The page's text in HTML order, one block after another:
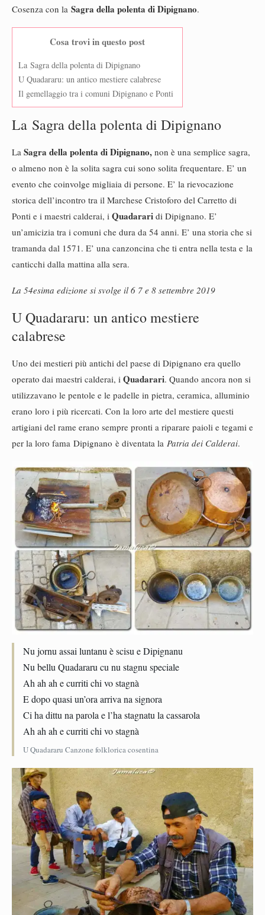
Cosenza con la Sagra della polenta di Dipignano.
Cosa trovi in questo post
La Sagra della polenta di Dipignano
U Quadararu: un antico mestiere calabrese
Il gemellaggio tra i comuni Dipignano e Ponti
La Sagra della polenta di Dipignano
La Sagra della polenta di Dipignano, non è una semplice sagra,
o almeno non è la solita sagra cui sono solita frequentare. E’ un
evento che coinvolge migliaia di persone. E’ la rievocazione
storica dell’incontro tra il Marchese Cristoforo del Carretto di
Ponti e i maestri calderai, i Quadarari di Dipignano. E’
un’amicizia tra i comuni che dura da 54 anni. E’ una storia che si
tramanda dal 1571. E’ una canzoncina che ti entra nella testa e la
canticchi dalla mattina alla sera.
La 54esima edizione si svolge il 6 7 e 8 settembre 2019
U Quadararu: un antico mestiere
calabrese
Uno dei mestieri più antichi del paese di Dipignano era quello
operato dai maestri calderai, i Quadarari. Quando ancora non si
utilizzavano le pentole e le padelle in pietra, ceramica, alluminio
erano loro i più ricercati. Con la loro arte del mestiere questi
artigiani del rame erano sempre pronti a riparare paioli e tegami e
per la loro fama Dipignano è diventata la Patria dei Calderai.
Nu jornu assai luntanu è scisu e Dipignanu
Nu bellu Quadararu cu nu stagnu speciale
Ah ah ah e curriti chi vo stagnà
E dopo quasi un’ora arriva na signora
Ci ha dittu na parola e l’ha stagnatu la cassarola
Ah ah ah e curriti chi vo stagnà
U Quadararu Canzone folklorica cosentina